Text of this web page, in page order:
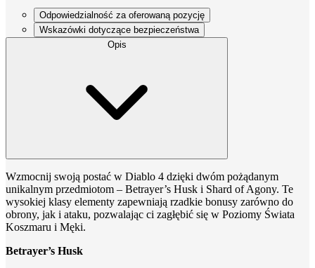
Odpowiedzialność za oferowaną pozycję
Wskazówki dotyczące bezpieczeństwa
Opis
Wzmocnij swoją postać w Diablo 4 dzięki dwóm pożądanym
unikalnym przedmiotom – Betrayer’s Husk i Shard of Agony. Te
wysokiej klasy elementy zapewniają rzadkie bonusy zarówno do
obrony, jak i ataku, pozwalając ci zagłębić się w Poziomy Świata
Koszmaru i Męki.
Betrayer’s Husk